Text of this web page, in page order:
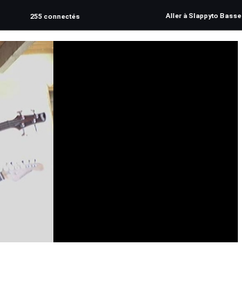
255 connectés Aller à Slappyto Basse